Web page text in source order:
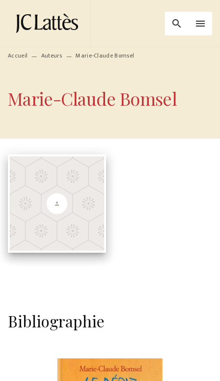
MENU RECHERCHE
PIED DE PAGE
search menu
Accueil — Auteurs — Marie-Claude Bomsel
Marie-Claude Bomsel
Bibliographie